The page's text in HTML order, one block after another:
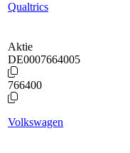
Qualtrics
Aktie
DE0007664005
766400
Volkswagen